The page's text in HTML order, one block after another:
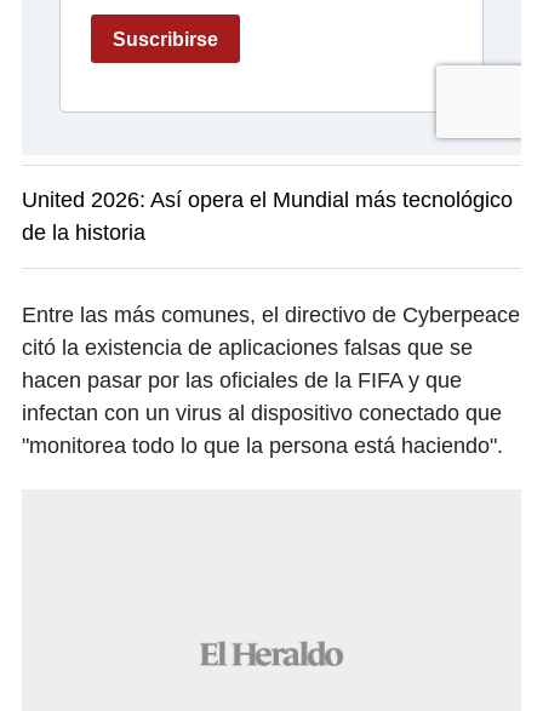
United 2026: Así opera el Mundial más tecnológico
de la historia
Entre las más comunes, el directivo de Cyberpeace
citó la existencia de aplicaciones falsas que se
hacen pasar por las oficiales de la FIFA y que
infectan con un virus al dispositivo conectado que
"monitorea todo lo que la persona está haciendo".